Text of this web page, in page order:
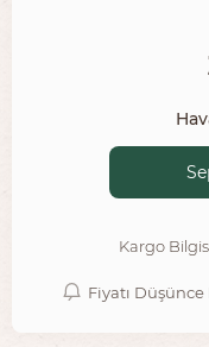
Kargo
Fiyatı